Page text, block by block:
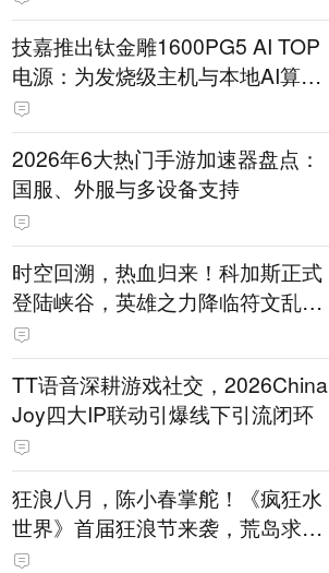
技嘉推出钛金雕1600PG5 AI TOP
电源：为发烧级主机与本地AI算力
打造旗舰供电方案
2026年6大热门手游加速器盘点：
国服、外服与多设备支持
时空回溯，热血归来！科加斯正式
登陆峡谷，英雄之力降临符文乱
斗！
TT语音深耕游戏社交，2026China
Joy四大IP联动引爆线下引流闭环
狂浪八月，陈小春掌舵！《疯狂水
世界》首届狂浪节来袭，荒岛求生
直播即将开启